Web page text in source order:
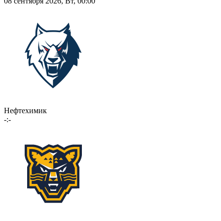
Нефтехимик
-:-